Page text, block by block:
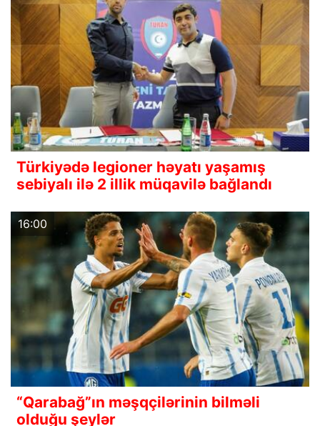
Türkiyədə legioner həyatı yaşamış
sebiyalı ilə 2 illik müqavilə bağlandı
16:00
“Qarabağ”ın məşqçilərinin bilməli
olduğu şeylər